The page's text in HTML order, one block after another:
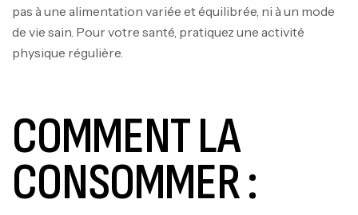
pas à une alimentation variée et équilibrée, ni à un mode
de vie sain. Pour votre santé, pratiquez une activité
physique régulière.
COMMENT LA
CONSOMMER :